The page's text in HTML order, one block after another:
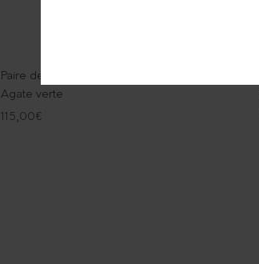
Paire de boucles d’oreilles – Homère
Agate verte
115,00€